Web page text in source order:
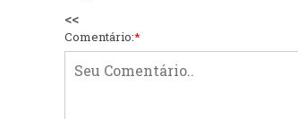
<<
Comentário:*